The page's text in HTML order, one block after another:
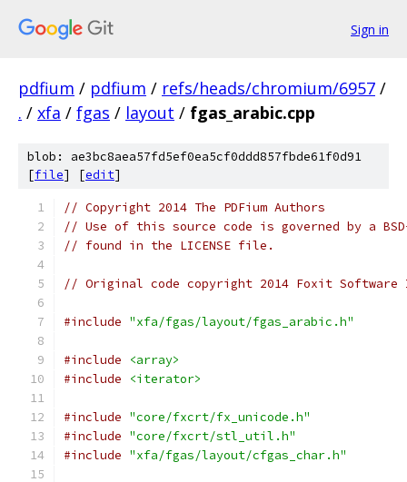
Sign in
pdfium / pdfium / refs/heads/chromium/6957 /
. / xfa / fgas / layout / fgas_arabic.cpp
blob: ae3bc8aea57fd5ef0ea5cf0ddd857fbde61f0d91
[file] [edit]
// Copyright 2014 The PDFium Authors
// Use of this source code is governed by a
// found in the LICENSE file.
// Original code copyright 2014 Foxit
#include "xfa/fgas/layout/fgas_arabic.h"
#include
<array>
#include
<iterator>
#include "core/fxcrt/fx_unicode.h"
#include "core/fxcrt/stl_util.h"
#include "xfa/fgas/layout/cfgas_char.h"